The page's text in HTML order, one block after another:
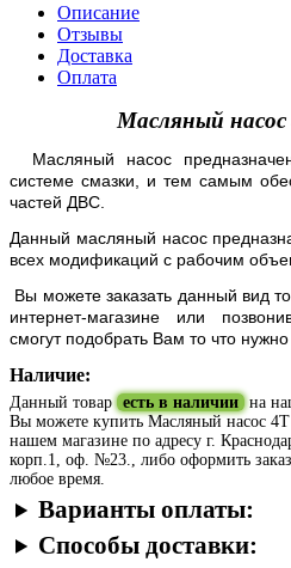
Описание
Отзывы
Доставка
Оплата
Масляный
Масляный насос
системе смазки,
и тем самым
частей ДВС
Данный масляный насос
всех модификаций с рабочим
Вы можете заказать данный вид
интернет-магазине или
смогут подобрать Вам то что нужно
Наличие:
Данный товар есть в наличии на
Вы можете купить Масляный насос
нашем магазине по адресу г.
корп.1, оф. №23., либо оформить
любое время.
Варианты оплаты:
Способы доставки: